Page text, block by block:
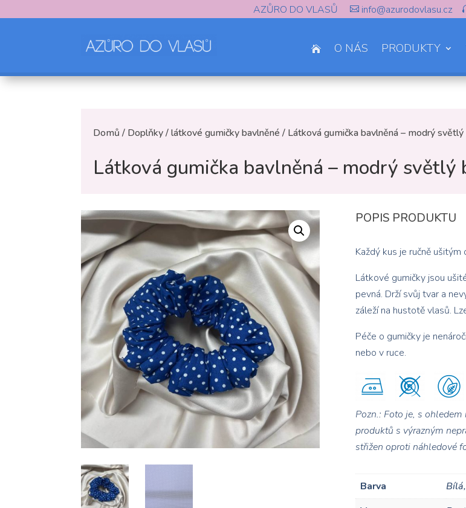
AZŮRO DO VLASŮ info@azurodovlasu.cz
 O NÁS PRODUKTY
Domů / Doplňky/látkové gumičky bavlněné / Látková gumička bavlněná – modrý
Látková gumička bavlněná – modrý
POPIS PRODUKTU
Každý kus je ručně ušitým
Látkové gumičky jsou
pevná. Drží svůj tvar a
záleží na hustotě vlasů.
Péče o gumičky je
nebo v ruce.
Pozn.: Foto je, s
produktů s výrazným
střižen oproti náhledové
Barva